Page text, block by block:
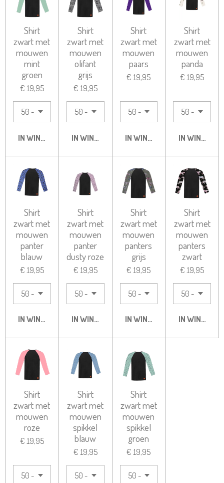
Shirt
zwart met
mouwen
mint
groen
€ 19,95
IN WINKELWAGEN
Shirt
zwart met
mouwen
olifant
grijs
€ 19,95
IN WINKELWAGEN
Shirt
zwart met
mouwen
paars
€ 19,95
IN WINKELWAGEN
Shirt
zwart met
mouwen
panda
€ 19,95
IN
Shirt
zwart met
mouwen
panter
blauw
€ 19,95
IN WINKELWAGEN
Shirt
zwart met
mouwen
panter
dusty roze
€ 19,95
IN WINKELWAGEN
Shirt
zwart met
mouwen
panters
grijs
€ 19,95
IN WINKELWAGEN
Shirt
zwart met
mouwen
panters
zwart
€ 19,95
IN
Shirt
zwart met
mouwen
roze
€ 19,95
Shirt
zwart met
mouwen
spikkel
blauw
€ 19,95
Shirt
zwart met
mouwen
spikkel
groen
€ 19,95